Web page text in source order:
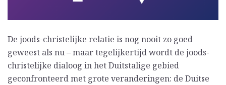
De joods-christelijke relatie is nog nooit zo goed
geweest als nu – maar tegelijkertijd wordt de joods-
christelijke dialoog in het Duitstalige gebied
geconfronteerd met grote veranderingen: de Duitse